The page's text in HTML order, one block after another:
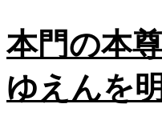
本門の本
ゆえんを